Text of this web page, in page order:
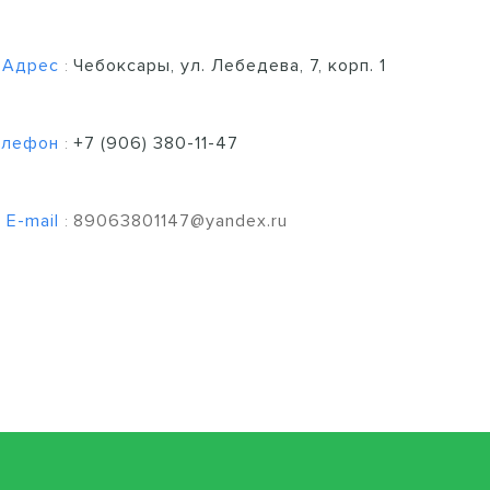
Адрес : Чебоксары, ул. Лебедева, 7, корп. 1
: +7 (906) 380-11-47
E-mail : 89063801147@yandex.ru